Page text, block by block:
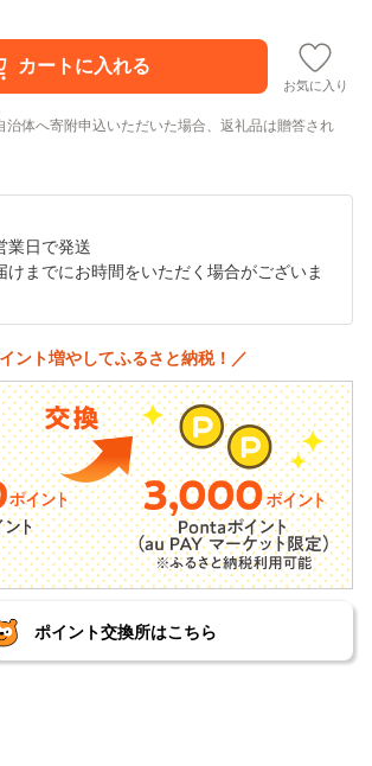
お気に入り
治体へ寄附申込いただいた場合、返礼品は贈答され
業日で発送
までにお時間をいただく場合がございま
ント増やしてふるさと納税！／
ポイント交換所はこちら